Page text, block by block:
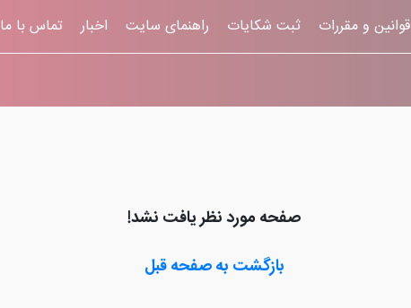
قوانين و مقررات ثبت شکایات راهنمای سایت اخبار تماس با ما
صفحه مورد نظر یافت نشد!
بازگشت به صفحه قبل